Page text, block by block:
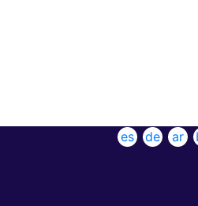
es de ar